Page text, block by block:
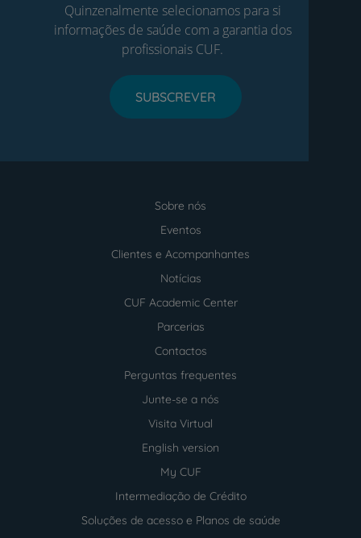
Quinzenalmente selecionamos para si
informações de saúde com a garantia dos
profissionais CUF.
SUBSCREVER
Sobre nós
Eventos
Clientes e Acompanhantes
Notícias
CUF Academic Center
Parcerias
Contactos
Perguntas frequentes
Junte-se a nós
Visita Virtual
English version
My CUF
Intermediação de Crédito
Soluções de acesso e Planos de saúde